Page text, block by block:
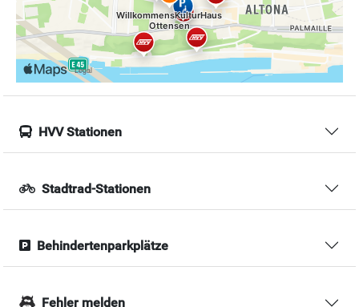
HVV Stationen
Stadtrad-Stationen
Behindertenparkplätze
Fehler melden